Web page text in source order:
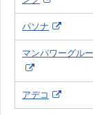
パソナ
マンパワーグル
アデコ